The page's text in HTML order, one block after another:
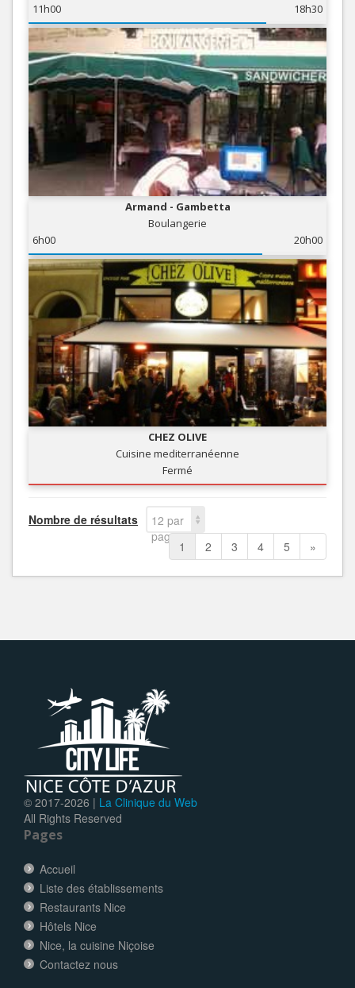
11h00
18h30
Armand - Gambetta
Boulangerie
6h00
20h00
CHEZ OLIVE
Cuisine mediterranéenne
Fermé
Nombre de résultats
12 par
page
1 2 3 4 5 »
© 2017-2026 | La Clinique du Web
All Rights Reserved
Pages
Accueil
Liste des établissements
Restaurants Nice
Hôtels Nice
Nice, la cuisine Niçoise
Contactez nous